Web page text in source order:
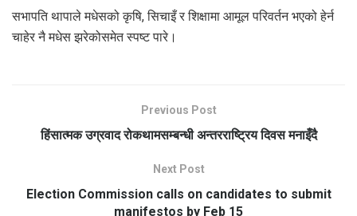
सभापति थापाले मधेसको कृषि, सिचाइँ र शिक्षामा आमूल परिवर्तन भएको हेर्न
चाहेर नै मधेस झरेकोसमेत स्पष्ट पारे।
Previous Post
हिंसात्मक उग्रवाद रोकथामसम्बन्धी अन्तरराष्ट्रिय दिवस मनाइँदै
Next Post
Election Commission calls on candidates to submit
manifestos by Feb 15